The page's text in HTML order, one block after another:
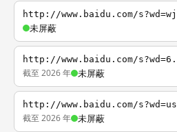
http://www.baidu.com/
未屏蔽
http://www.baidu.com/
截至 2026 年 未屏蔽
http://www.baidu.com/
截至 2026 年 未屏蔽